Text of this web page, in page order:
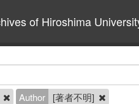
of Hiroshima
Author [著者不明]